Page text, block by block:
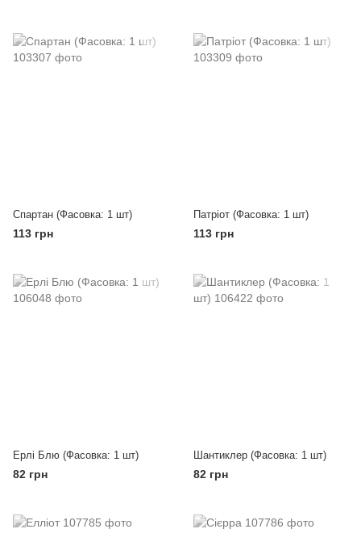
Спартан (Фасовка: 1 шт)
113 грн
Патріот (Фасовка: 1 шт)
113 грн
Ерлі Блю (Фасовка: 1 шт)
82 грн
Шантиклер (Фасовка: 1 шт)
82 грн